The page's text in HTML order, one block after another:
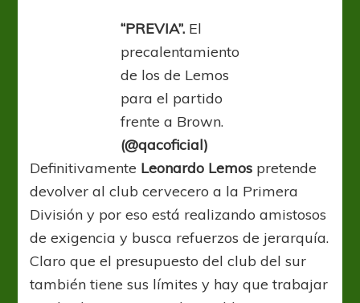
“PREVIA”. El
precalentamiento
de los de Lemos
para el partido
frente a Brown.
(@qacoficial)
Definitivamente Leonardo Lemos pretende
devolver al club cervecero a la Primera
División y por eso está realizando amistosos
de exigencia y busca refuerzos de jerarquía.
Claro que el presupuesto del club del sur
también tiene sus límites y hay que trabajar